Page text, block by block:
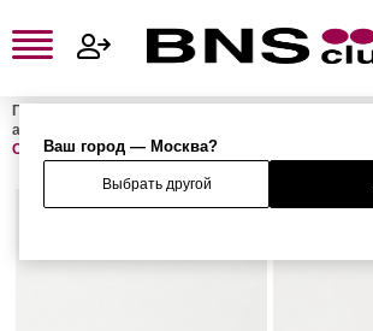
Ваш город — Москва?
Выбрать другой
Главная
аксессуары
CLAIRE